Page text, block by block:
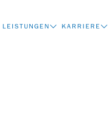
LEISTUNGEN KARRIERE